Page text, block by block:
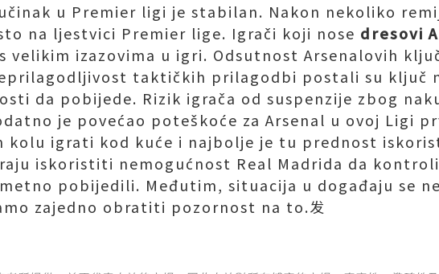
u Premier ligi je stabilan. Nakon nekoliko
na ljestvici Premier lige. Igrači koji nose dresovi
velikim izazovima u igri. Odsutnost Arsenalovih
taktičkih prilagodbi postali su ključ
da pobijede. Rizik igrača od suspenzije zbog
je povećao poteškoće za Arsenal u ovoj Ligi
kolu igrati kod kuće i najbolje je tu prednost
iskoristiti nemogućnost Real Madrida da
pobijedili. Međutim, situacija u događaju se
zajedno obratiti pozornost na to.发